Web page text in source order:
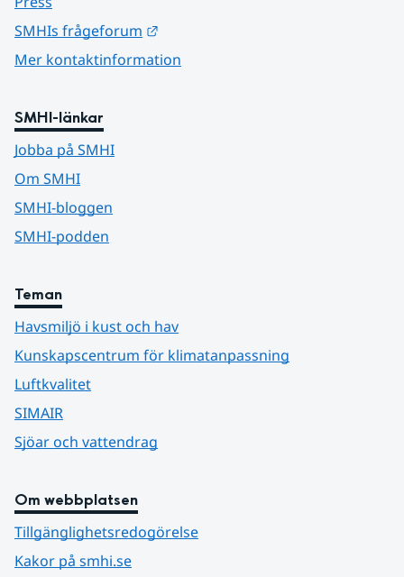
SMHIs frågeforum
Mer kontaktinformation
SMHI-länkar
Jobba på SMHI
Om SMHI
SMHI-bloggen
SMHI-podden
Teman
Havsmiljö i kust och hav
Kunskapscentrum för klimatanpassning
Luftkvalitet
SIMAIR
Sjöar och vattendrag
Om webbplatsen
Tillgänglighetsredogörelse
Kakor på smhi.se